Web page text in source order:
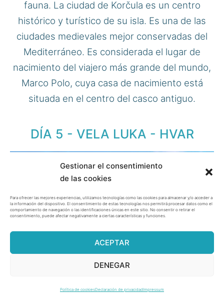
Gestionar el consentimiento
de las cookies
Para ofrecer las mejores experiencias, utilizamos tecnologías como las cookies para almacenar y/o acceder a
la información del dispositivo. El consentimiento de estas tecnologías nos permitirá procesar datos como el
comportamiento de navegación o las identificaciones únicas en este sitio. No consentir o retirar el
consentimiento, puede afectar negativamente a ciertas características y funciones.
ACEPTAR
DENEGAR
Política de cookiesDeclaración de privacidadImpressum
fauna. La ciudad de Korčula es un centro
histórico y turístico de su isla. Es una de las
ciudades medievales mejor conservadas del
Mediterráneo. Es considerada el lugar de
nacimiento del viajero más grande del mundo,
Marco Polo, cuya casa de nacimiento está
situada en el centro del casco antiguo.
DÍA 5 - VELA LUKA - HVAR